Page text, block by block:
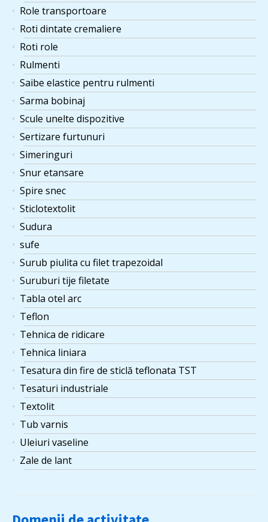
Role transportoare
Roti dintate cremaliere
Roti role
Rulmenti
Saibe elastice pentru rulmenti
Sarma bobinaj
Scule unelte dispozitive
Sertizare furtunuri
Simeringuri
Snur etansare
Spire snec
Sticlotextolit
Sudura
sufe
Surub piulita cu filet trapezoidal
Suruburi tije filetate
Tabla otel arc
Teflon
Tehnica de ridicare
Tehnica liniara
Tesatura din fire de sticlă teflonata TST
Tesaturi industriale
Textolit
Tub varnis
Uleiuri vaseline
Zale de lant